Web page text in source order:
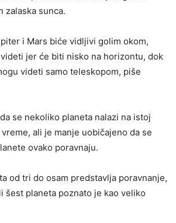
zalaska sunca.
i Mars biće vidljivi golim okom,
jer će biti nisko na horizontu, dok
videti samo teleskopom, piše
se nekoliko planeta nalazi na istoj
ali je manje uobičajeno da se
ovako poravnaju.
od tri do osam predstavlja poravnanje,
šest planeta poznato je kao veliko